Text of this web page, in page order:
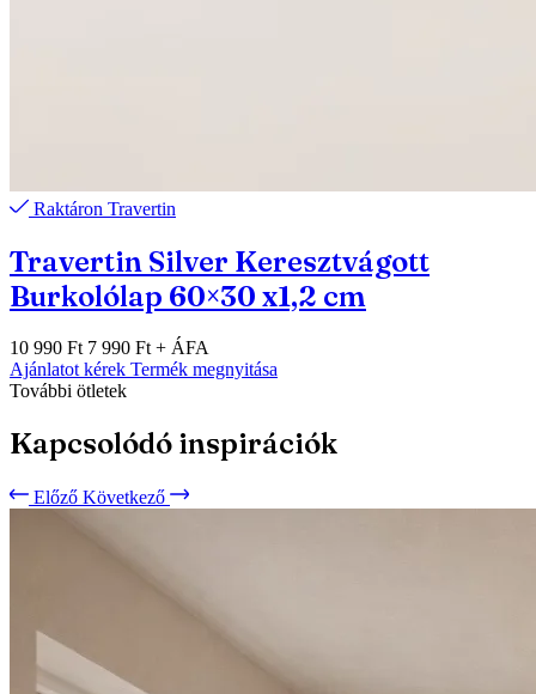
Raktáron Travertin
Travertin Silver Keresztvágott
Burkolólap 60×30 x1,2 cm
10 990 Ft 7 990 Ft + ÁFA
Ajánlatot kérek Termék megnyitása
További ötletek
Kapcsolódó inspirációk
Előző Következő